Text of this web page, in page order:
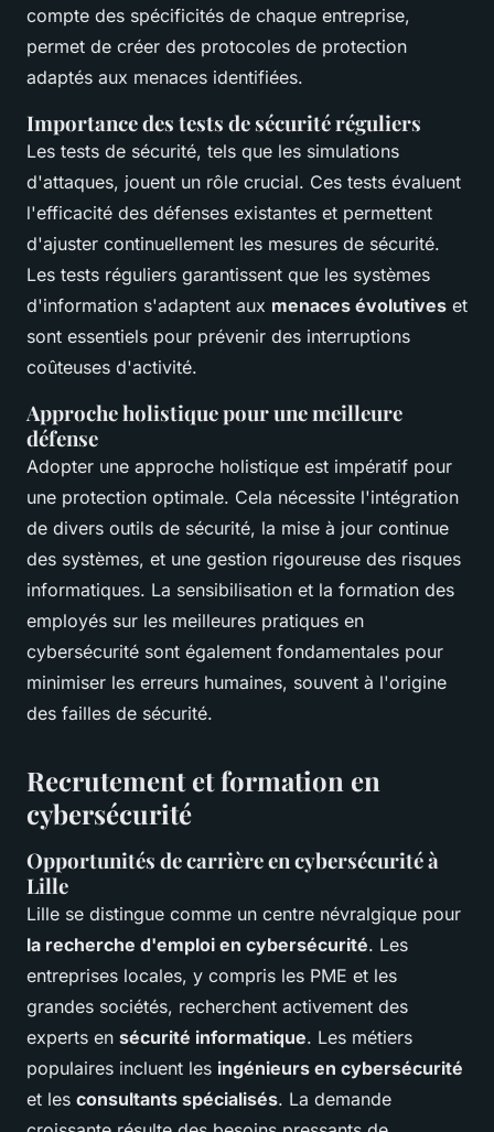
compte des spécificités de chaque entreprise,
permet de créer des protocoles de protection
adaptés aux menaces identifiées.
Importance des tests de sécurité réguliers
Les tests de sécurité, tels que les simulations
d'attaques, jouent un rôle crucial. Ces tests évaluent
l'efficacité des défenses existantes et permettent
d'ajuster continuellement les mesures de sécurité.
Les tests réguliers garantissent que les systèmes
d'information s'adaptent aux menaces évolutives et
sont essentiels pour prévenir des interruptions
coûteuses d'activité.
Approche holistique pour une meilleure
défense
Adopter une approche holistique est impératif pour
une protection optimale. Cela nécessite l'intégration
de divers outils de sécurité, la mise à jour continue
des systèmes, et une gestion rigoureuse des risques
informatiques. La sensibilisation et la formation des
employés sur les meilleures pratiques en
cybersécurité sont également fondamentales pour
minimiser les erreurs humaines, souvent à l'origine
des failles de sécurité.
Recrutement et formation en
cybersécurité
Opportunités de carrière en cybersécurité à
Lille
Lille se distingue comme un centre névralgique pour
la recherche d'emploi en cybersécurité. Les
entreprises locales, y compris les PME et les
grandes sociétés, recherchent activement des
experts en sécurité informatique. Les métiers
populaires incluent les ingénieurs en cybersécurité
et les consultants spécialisés. La demande